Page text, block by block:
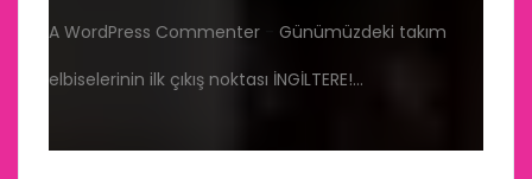
A WordPress Commenter
Günümüzdeki takım
elbiselerinin ilk çıkış noktası İNGİLTERE!…